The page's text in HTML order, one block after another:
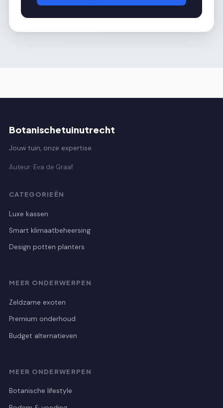
Botanischetuinutrecht
Jouw tuin, onze expertise.
Auteur: Eva de Graaf
CATEGORIEËN
Luxe kassen
Smart klimaatbeheersing
Design potten planters
MEER ONDERWERPEN
Zeldzame exoten
Premium onderhoud
Budget alternatieven
MEER ONDERWERPEN
Botanische lifestyle